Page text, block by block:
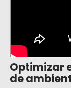
Optimizar
de